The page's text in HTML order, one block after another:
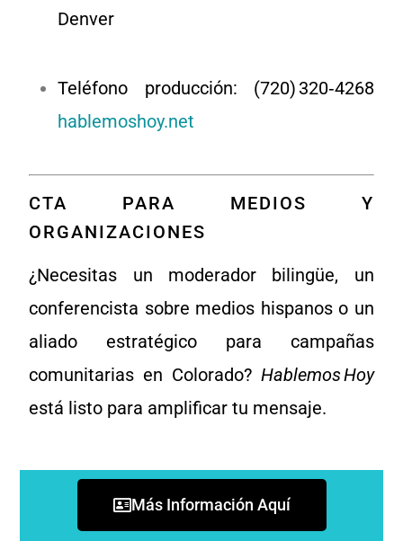
Denver
Teléfono producción: (720) 320‑4268
hablemoshoy.net
CTA PARA MEDIOS Y
ORGANIZACIONES
¿Necesitas un moderador bilingüe, un
conferencista sobre medios hispanos o un
aliado estratégico para campañas
comunitarias en Colorado? Hablemos Hoy
está listo para amplificar tu mensaje.
Más Información Aquí